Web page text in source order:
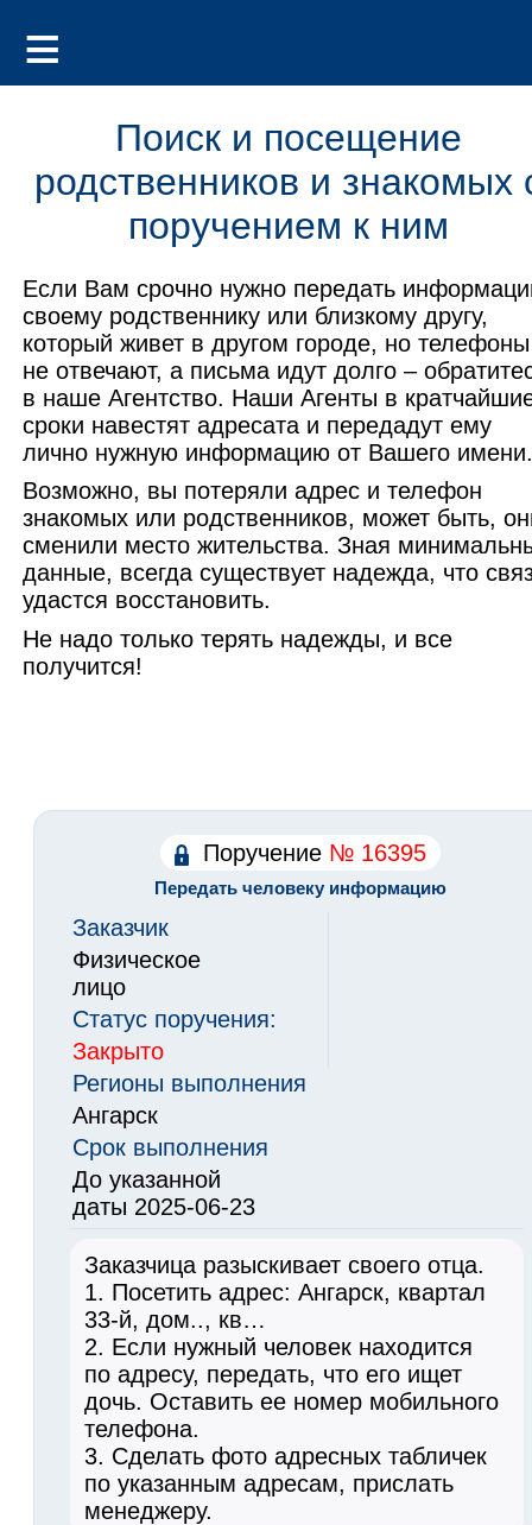
Поиск и посещение
родственников и знакомых
поручением к ним
Если Вам срочно нужно передать
своему родственнику или близкому другу,
который живет в другом городе, но телефоны
не отвечают, а письма идут долго –
в наше Агентство. Наши Агенты в
сроки навестят адресата и передадут ему
лично нужную информацию от Вашего имени.
Возможно, вы потеряли адрес и телефон
знакомых или родственников, может быть,
сменили место жительства. Зная
данные, всегда существует надежда, что
удастся восстановить.
Не надо только терять надежды, и все
получится!
Поручение № 16395
Передать человеку информацию
Заказчик
Физическое
лицо
Статус поручения:
Закрыто
Регионы выполнения
Ангарск
Срок выполнения
До указанной
даты 2025-06-23
Заказчица разыскивает своего отца.
1. Посетить адрес: Ангарск, квартал
33-й, дом.., кв…
2. Если нужный человек находится
по адресу, передать, что его ищет
дочь. Оставить ее номер мобильного
телефона.
3. Сделать фото адресных табличек
по указанным адресам, прислать
менеджеру.